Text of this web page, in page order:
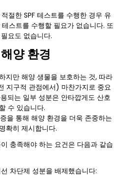
절한 SPF 테스트를 수행한 경우 유
스트를 수행할 필요가 없습니다. 또
요도 없습니다.
양 환경
지만 해양 생물을 보호하는 것, 따라
지구적 관점에서) 마찬가지로 중요
되는 일부 성분은 안타깝게도 산호
수 있습니다.
을 통해 해양 환경을 더욱 존중하는
확히 제시합니다.
충족해야 하는 요건은 다음과 같습
차단제 성분을 배제했습니다: